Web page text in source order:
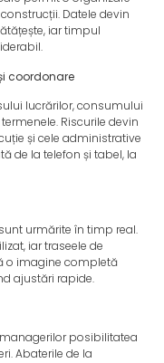
Datele devin
iar timpul
coordonare
lucrărilor, consumului
Riscurile devin
și cele administrative
de la telefon și tabel, la
urmărite în timp real.
iar traseele de
o imagine completă
ajustări rapide.
posibilitatea
Abaterile de la